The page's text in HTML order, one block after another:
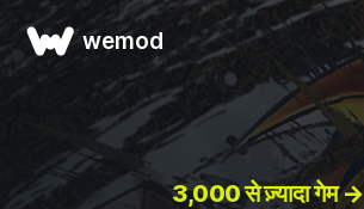
wemod
3,000 से ज़्यादा गेम →